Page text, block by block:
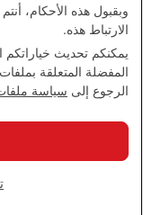
بيان إمكانية
اتصل بنا
سياسة
الشروط والأحكام
سياسة ملفات
بيان الشفافية
وبقبول هذه الأحكام،
الارتباط هذه.
يمكنكم تحديث
المفضلة المتعلقة
الرجوع إلى سياسة